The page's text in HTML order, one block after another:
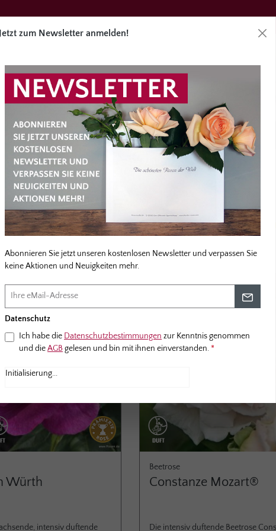
Angebote Zubehör Service
Parfuma® Stammrosen
Produkte dieser Kategorie wurden durchschnittlich mit
Würth
intensiv duftende
Beetrose
Constanze Mozart®
Die intensiv duftende Beetrose
Jetzt zum Newsletter anmelden!
Abonnieren Sie jetzt unseren kostenlosen Newsletter und verpassen Sie
keine Aktionen und Neuigkeiten mehr.
Datenschutz
Ich habe die Datenschutzbestimmungen zur Kenntnis genommen
und dieAGB gelesen und bin mit ihnen einverstanden. *
Anti-Roboter-Verifizierung